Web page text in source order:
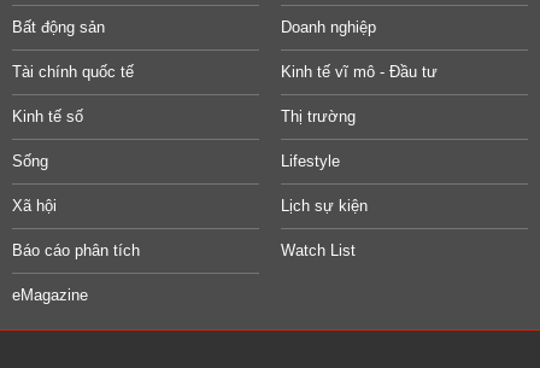
Bất động sản Doanh nghiệp
Tài chính quốc tế Kinh tế vĩ mô - Đầu tư
Kinh tế số Thị trường
Sống Lifestyle
Xã hội Lịch sự kiện
Báo cáo phân tích Watch List
eMagazine